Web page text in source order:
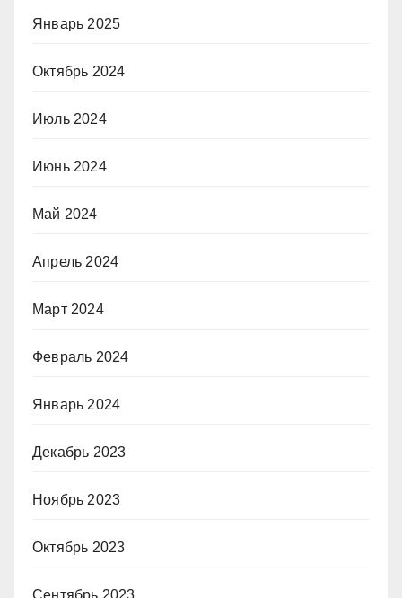
Январь 2025
Октябрь 2024
Июль 2024
Июнь 2024
Май 2024
Апрель 2024
Март 2024
Февраль 2024
Январь 2024
Декабрь 2023
Ноябрь 2023
Октябрь 2023
Сентябрь 2023